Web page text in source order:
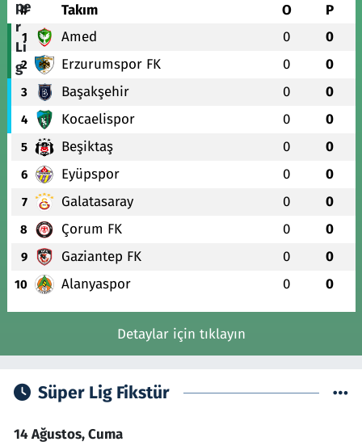
# Takım O P
1 Amed 0 0
2 Erzurumspor FK 0 0
3 Başakşehir 0 0
4 Kocaelispor 0 0
5 Beşiktaş 0 0
6 Eyüpspor 0 0
7 Galatasaray 0 0
8 Çorum FK 0 0
9 Gaziantep FK 0 0
10 Alanyaspor 0 0
Detaylar için tıklayın
Süper Lig Fikstür
14 Ağustos, Cuma